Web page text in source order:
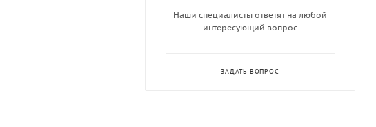
Наши специалисты ответят на любой
интересующий вопрос
ЗАДАТЬ ВОПРОС